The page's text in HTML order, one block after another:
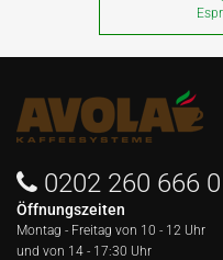
0202 260 666 0
Öffnungszeiten
Montag - Freitag von 10 - 12 Uhr
und von 14 - 17:30 Uhr